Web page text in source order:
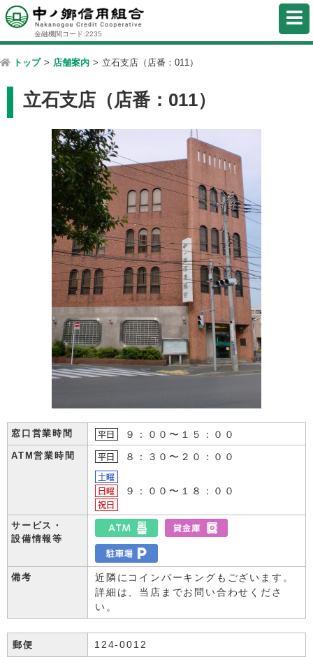
金融機関コード:2235
トップ > 店舗案内 > 立石支店（店番：011）
立石支店（店番：011）
窓口営業時間 ９：００〜１５：００
ATM営業時間 ８：３０〜２０：００
９：００〜１８：００
サービス・
設備情報等
備考
近隣にコインパーキングもございます。
詳細は、当店までお問い合わせくださ
い。
124-0012